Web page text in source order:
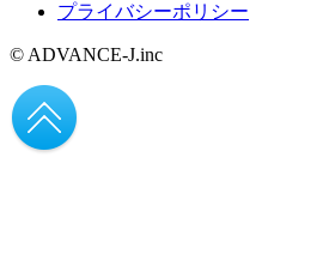
プライバシーポリシー
© ADVANCE-J.inc